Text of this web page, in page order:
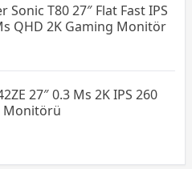
Sonic T80 27″ Flat Fast IPS
QHD 2K Gaming Monitör
27″ 0.3 Ms 2K IPS 260
Monitörü